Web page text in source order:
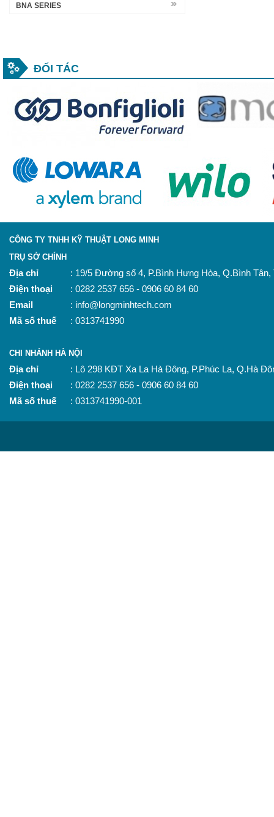
BNA SERIES
ĐỐI TÁC
CÔNG TY TNHH KỸ THUẬT LONG MINH
TRỤ SỞ CHÍNH
Địa chỉ
: 19/5 Đường số 4, P.Bình Hưng Hòa, Q.Bình Tân,
Điện thoại
: 0282 2537 656 - 0906 60 84 60
Email
: info@longminhtech.com
Mã số thuế
: 0313741990
CHI NHÁNH HÀ NỘI
Địa chỉ
: Lô 298 KĐT Xa La Hà Đông, P.Phúc La, Q.Hà
Điện thoại
: 0282 2537 656 - 0906 60 84 60
Mã số thuế
: 0313741990-001